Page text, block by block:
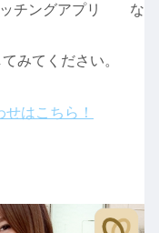
ッチングアプリ な
てみてください。
せはこちら！